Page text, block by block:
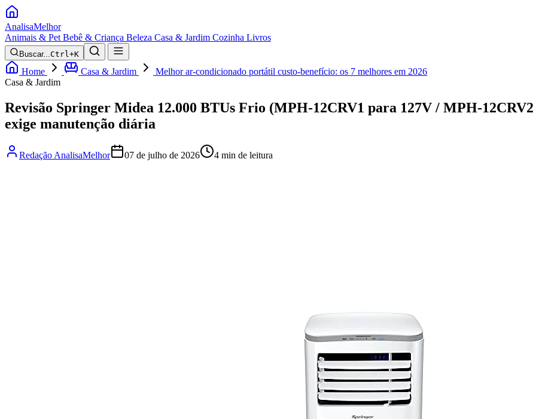
AnalisaMelhor
Animais & Pet Bebê & Criança Beleza Casa & Jardim Cozinha Livros
Buscar...Ctrl+K
Home Casa & Jardim
Melhor ar-condicionado portátil custo-benefício: os 7 melhores em 2026
Casa & Jardim
Revisão Springer Midea 12.000 BTUs Frio (MPH-12CRV1 para 127V / MPH-
exige manutenção diária
Redação AnalisaMelhor 07 de julho de 2026 4 min de leitura